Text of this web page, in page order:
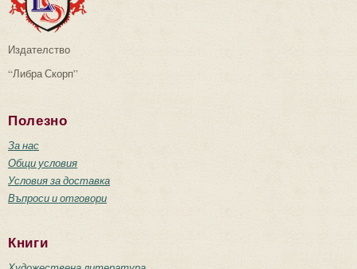
Издателство
“Либра Скорп”
Полезно
За нас
Общи условия
Условия за доставка
Въпроси и отговори
Книги